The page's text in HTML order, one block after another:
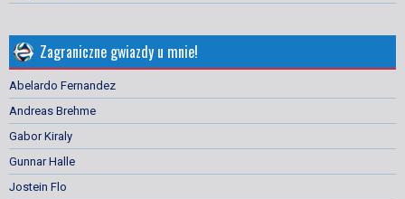
Zagraniczne gwiazdy u mnie!
Abelardo Fernandez
Andreas Brehme
Gabor Kiraly
Gunnar Halle
Jostein Flo